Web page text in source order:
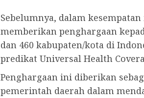
Sebelumnya, dalam
memberikan penghargaan
dan 460 kabupaten/kota di
predikat Universal Health
Penghargaan ini diberikan
pemerintah daerah dalam